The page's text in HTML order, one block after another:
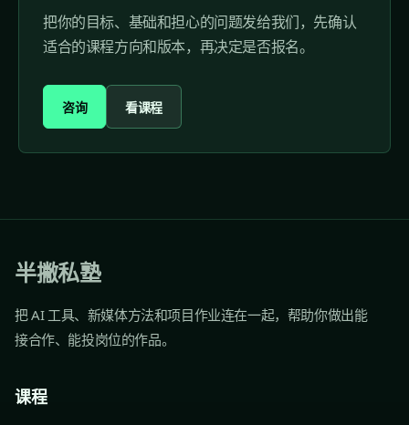
把你的目标、基础和担心的问题发给我们，先确认
适合的课程方向和版本，再决定是否报名。
咨询 看课程
半撇私塾
把 AI 工具、新媒体方法和项目作业连在一起，帮助你做出能
接合作、能投岗位的作品。
课程